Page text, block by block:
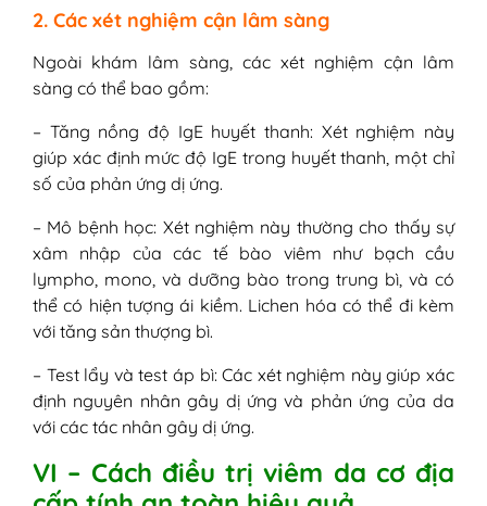
2. Các xét nghiệm cận lâm sàng
Ngoài khám lâm sàng, các xét nghiệm cận lâm
sàng có thể bao gồm:
– Tăng nồng độ IgE huyết thanh: Xét nghiệm này
giúp xác định mức độ IgE trong huyết thanh, một chỉ
số của phản ứng dị ứng.
– Mô bệnh học: Xét nghiệm này thường cho thấy sự
xâm nhập của các tế bào viêm như bạch cầu
lympho, mono, và dưỡng bào trong trung bì, và có
thể có hiện tượng ái kiềm. Lichen hóa có thể đi kèm
với tăng sản thượng bì.
– Test lẩy và test áp bì: Các xét nghiệm này giúp xác
định nguyên nhân gây dị ứng và phản ứng của da
với các tác nhân gây dị ứng.
VI – Cách điều trị viêm da cơ địa